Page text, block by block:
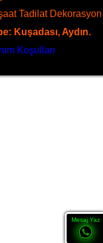
Tadilat
Kuşadası, Aydın.
Koşulları
Mesaj Yaz